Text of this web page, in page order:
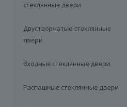
стеклянные двери
Двустворчатые стеклянные
двери
Входные стеклянные двери
Распашные стеклянные двери